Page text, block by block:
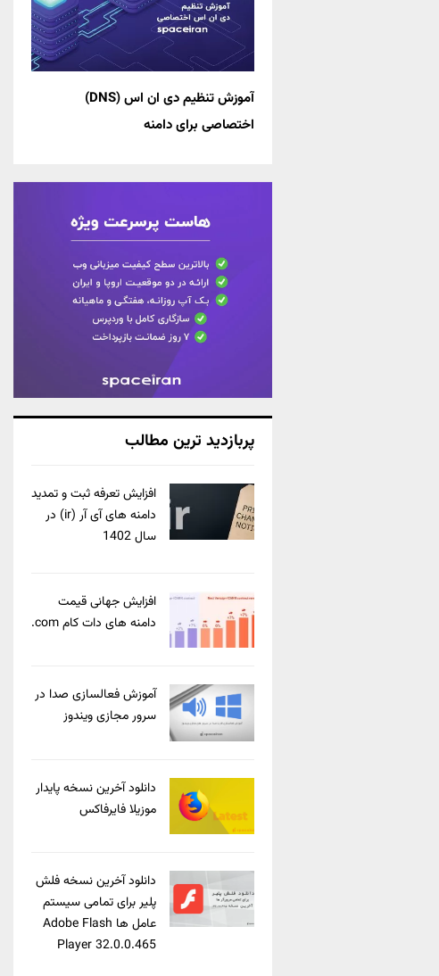
آموزش تنظیم دی ان اس (DNS)
اختصاصی برای دامنه
پربازدید ترین مطالب
افزایش تعرفه ثبت و تمدید
دامنه های آی آر (ir) در
سال 1402
افزایش جهانی قیمت
دامنه های دات کام com.
آموزش فعالسازی صدا در
سرور مجازی ویندوز
دانلود آخرین نسخه پایدار
موزیلا فایرفاکس
دانلود آخرین نسخه فلش
پلیر برای تمامی سیستم
عامل ها Adobe Flash
Player 32.0.0.465